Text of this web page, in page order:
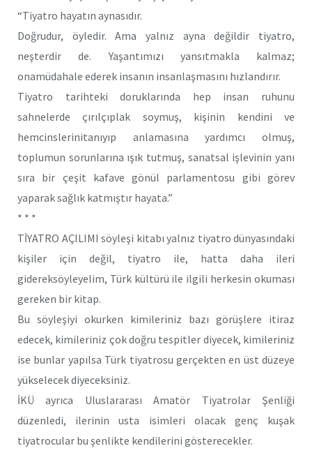
“Tiyatro hayatın aynasıdır.
Doğrudur, öyledir. Ama yalnız ayna değildir tiyatro,
neşterdir de. Yaşantımızı yansıtmakla kalmaz;
onamüdahale ederek insanın insanlaşmasını hızlandırır.
Tiyatro tarihteki doruklarında hep insan ruhunu
sahnelerde çırılçıplak soymuş, kişinin kendini ve
hemcinslerinitanıyıp anlamasına yardımcı olmuş,
toplumun sorunlarına ışık tutmuş, sanatsal işlevinin yanı
sıra bir çeşit kafave gönül parlamentosu gibi görev
yaparak sağlık katmıştır hayata.”
* * *
TİYATRO AÇILIMI söyleşi kitabı yalnız tiyatro dünyasındaki
kişiler için değil, tiyatro ile, hatta daha ileri
gidereksöyleyelim, Türk kültürü ile ilgili herkesin okuması
gereken bir kitap.
Bu söyleşiyi okurken kimileriniz bazı görüşlere itiraz
edecek, kimileriniz çok doğru tespitler diyecek, kimileriniz
ise bunlar yapılsa Türk tiyatrosu gerçekten en üst düzeye
yükselecek diyeceksiniz.
İKÜ ayrıca Uluslararası Amatör Tiyatrolar Şenliği
düzenledi, ilerinin usta isimleri olacak genç kuşak
tiyatrocular bu şenlikte kendilerini gösterecekler.